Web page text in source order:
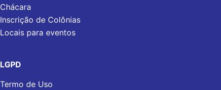
Chácara
Inscrição de Colônias
Locais para eventos
LGPD
Termo de Uso